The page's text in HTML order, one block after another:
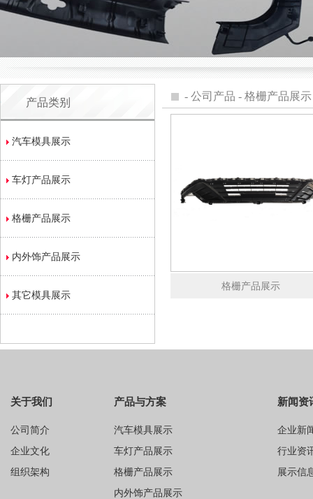
产品类别
汽车模具展示
车灯产品展示
格栅产品展示
内外饰产品展示
其它模具展示
- 公司产品 - 格栅产品展示
格栅产品展示
关于我们 产品与方案 新闻资
公司简介
企业文化
组织架构
汽车模具展示
车灯产品展示
格栅产品展示
内外饰产品展示
企业新
行业资
展示信